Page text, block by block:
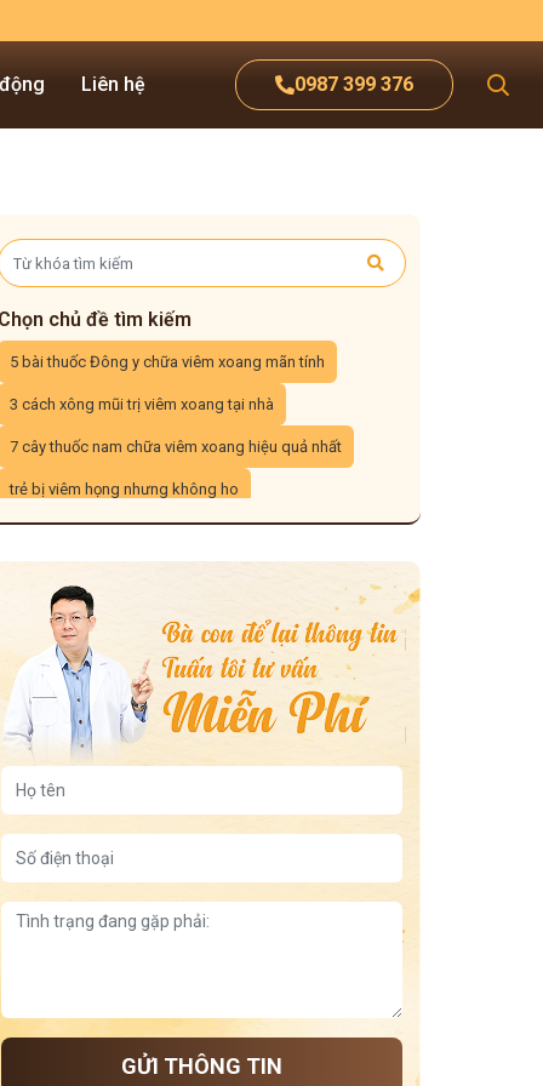
0987 399 376
Liên hệ
Chọn chủ đề tìm kiếm
5 bài thuốc Đông y chữa viêm xoang mãn tính
3 cách xông mũi trị viêm xoang tại nhà
7 cây thuốc nam chữa viêm xoang hiệu quả nhất
trẻ bị viêm họng nhưng không ho
mẹo giữ ấm xoang họng
Ảnh hưởng của thời tiết lạnh đến viêm xoang
Mẹo chữa ho bằng lá húng chanh
Đêm nghẹt mũi – đầu nặng – ngủ chập chờn
Điều gì xảy ra khi viêm xoang kéo dài không điều trị?
bài thuốc trị viêm mũi dị ứng theo thể nhiệt
Thực Đơn 7 Ngày Cho Người Viêm Xoang
bấm huyệt thông xoang
GỬI THÔNG TIN